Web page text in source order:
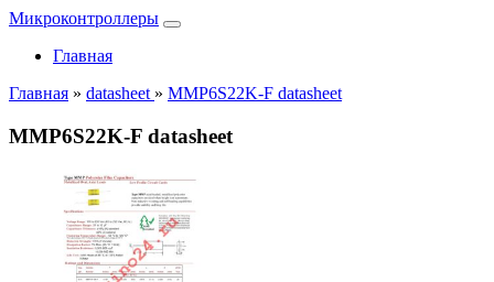
Микроконтроллеры
Главная
Главная » datasheet » MMP6S22K-F datasheet
MMP6S22K-F datasheet